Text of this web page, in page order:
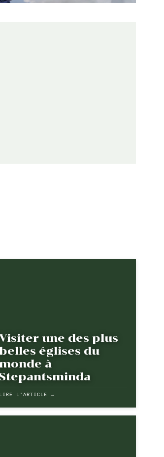
une des plus
églises du
à
Stepantsminda
LIRE L'ARTICLE →